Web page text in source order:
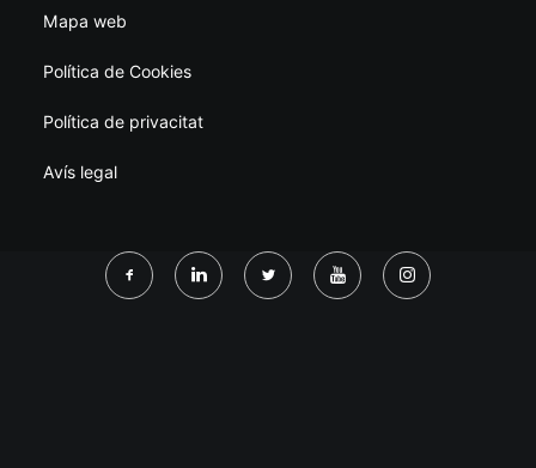
Mapa web
Política de Cookies
Política de privacitat
Avís legal